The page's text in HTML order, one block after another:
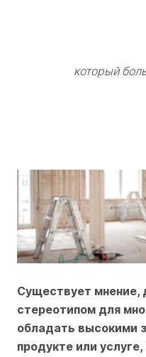
который
Существует мнение,
стереотипом для
обладать высокими
продукте или